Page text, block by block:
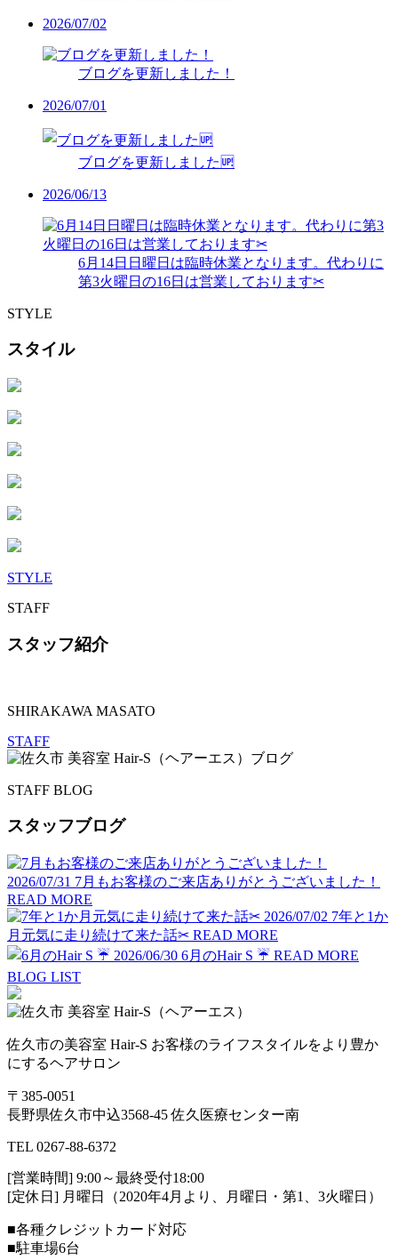
2026/07/02
ブログを更新しました！
2026/07/01
ブログを更新しました🆙
2026/06/13
6月14日日曜日は臨時休業となります。代わりに
第3火曜日の16日は営業しております✂︎
STYLE
スタイル
STYLE
STAFF
スタッフ紹介
SHIRAKAWA MASATO
STAFF
STAFF BLOG
スタッフブログ
2026/07/31 7月もお客様のご来店ありがとうございました！
READ MORE
2026/07/02 7年と1か
月元気に走り続けて来た話✂︎ READ MORE
2026/06/30 6月のHair S ☔️ READ MORE
BLOG LIST
佐久市の美容室 Hair-S お客様のライフスタイルをより豊か
にするヘアサロン
〒385-0051
長野県佐久市中込3568-45 佐久医療センター南
TEL 0267-88-6372
[営業時間] 9:00～最終受付18:00
[定休日] 月曜日（2020年4月より、月曜日・第1、3火曜日）
■各種クレジットカード対応
■駐車場6台